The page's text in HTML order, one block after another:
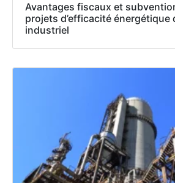
Avantages fiscaux et
projets d’efficacité énergétique
industriel